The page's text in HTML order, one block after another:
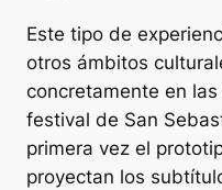
Este tipo de
otros ámbitos
concretamente en
festival de San
primera vez el
proyectan los